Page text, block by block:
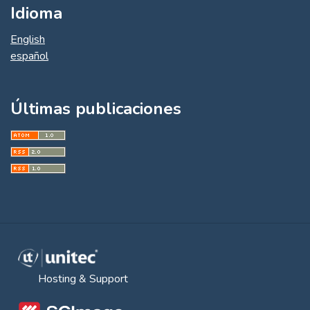
Idioma
English
español
Últimas publicaciones
Hosting & Support